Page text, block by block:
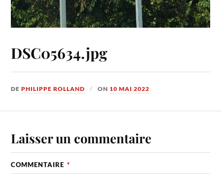
DSC05634.jpg
DEPHILIPPE ROLLAND ON 10 MAI 2022
Laisser un commentaire
COMMENTAIRE *